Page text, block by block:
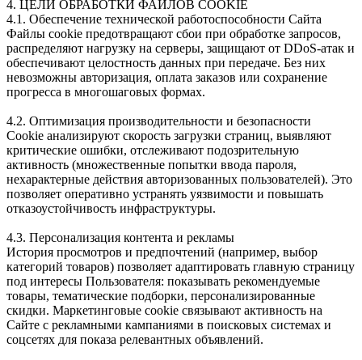
4. ЦЕЛИ ОБРАБОТКИ ФАЙЛОВ COOKIE
4.1. Обеспечение технической работоспособности Сайта
Файлы cookie предотвращают сбои при обработке запросов,
распределяют нагрузку на серверы, защищают от DDoS-атак и
обеспечивают целостность данных при передаче. Без них
невозможны авторизация, оплата заказов или сохранение
прогресса в многошаговых формах.
4.2. Оптимизация производительности и безопасности
Cookie анализируют скорость загрузки страниц, выявляют
критические ошибки, отслеживают подозрительную
активность (множественные попытки ввода пароля,
нехарактерные действия авторизованных пользователей). Это
позволяет оперативно устранять уязвимости и повышать
отказоустойчивость инфраструктуры.
4.3. Персонализация контента и рекламы
История просмотров и предпочтений (например, выбор
категорий товаров) позволяет адаптировать главную страницу
под интересы Пользователя: показывать рекомендуемые
товары, тематические подборки, персонализированные
скидки. Маркетинговые cookie связывают активность на
Сайте с рекламными кампаниями в поисковых системах и
соцсетях для показа релевантных объявлений.